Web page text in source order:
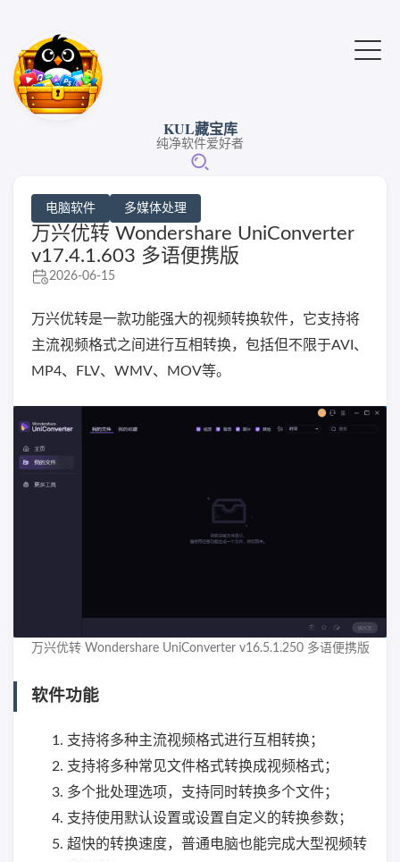
KUL藏宝库
纯净软件爱好者
电脑软件 多媒体处理
万兴优转 Wondershare UniConverter
v17.4.1.603 多语便携版
2026-06-15
万兴优转是一款功能强大的视频转换软件，它支持将
主流视频格式之间进行互相转换，包括但不限于AVI、
MP4、FLV、WMV、MOV等。
万兴优转 Wondershare UniConverter v16.5.1.250 多语便携版
软件功能
支持将多种主流视频格式进行互相转换；
支持将多种常见文件格式转换成视频格式；
多个批处理选项，支持同时转换多个文件；
支持使用默认设置或设置自定义的转换参数；
超快的转换速度，普通电脑也能完成大型视频转